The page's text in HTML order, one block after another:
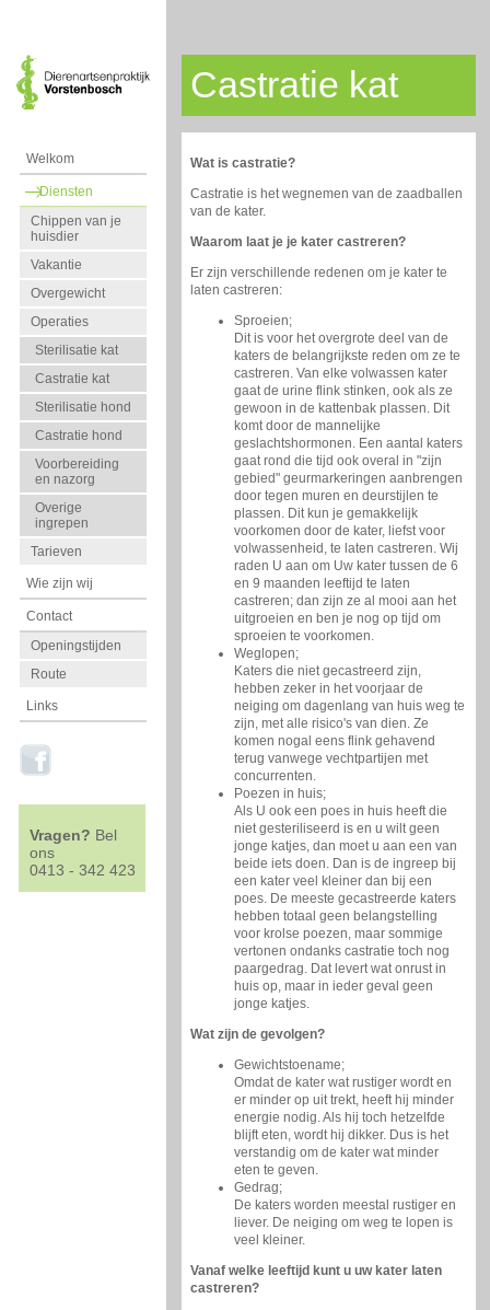
Welkom
Diensten
Chippen van je
huisdier
Vakantie
Overgewicht
Operaties
Sterilisatie kat
Castratie kat
Sterilisatie hond
Castratie hond
Voorbereiding
en nazorg
Overige
ingrepen
Tarieven
Wie zijn wij
Contact
Openingstijden
Route
Links
Vragen? Bel
ons
0413 - 342 423
Castratie kat
Wat is castratie?
Castratie is het wegnemen van de zaadballen
van de kater.
Waarom laat je je kater castreren?
Er zijn verschillende redenen om je kater te
laten castreren:
Sproeien;
Dit is voor het overgrote deel van de
katers de belangrijkste reden om ze te
castreren. Van elke volwassen kater
gaat de urine flink stinken, ook als ze
gewoon in de kattenbak plassen. Dit
komt door de mannelijke
geslachtshormonen. Een aantal katers
gaat rond die tijd ook overal in "zijn
gebied" geurmarkeringen aanbrengen
door tegen muren en deurstijlen te
plassen. Dit kun je gemakkelijk
voorkomen door de kater, liefst voor
volwassenheid, te laten castreren. Wij
raden U aan om Uw kater tussen de 6
en 9 maanden leeftijd te laten
castreren; dan zijn ze al mooi aan het
uitgroeien en ben je nog op tijd om
sproeien te voorkomen.
Weglopen;
Katers die niet gecastreerd zijn,
hebben zeker in het voorjaar de
neiging om dagenlang van huis weg te
zijn, met alle risico's van dien. Ze
komen nogal eens flink gehavend
terug vanwege vechtpartijen met
concurrenten.
Poezen in huis;
Als U ook een poes in huis heeft die
niet gesteriliseerd is en u wilt geen
jonge katjes, dan moet u aan een van
beide iets doen. Dan is de ingreep bij
een kater veel kleiner dan bij een
poes. De meeste gecastreerde katers
hebben totaal geen belangstelling
voor krolse poezen, maar sommige
vertonen ondanks castratie toch nog
paargedrag. Dat levert wat onrust in
huis op, maar in ieder geval geen
jonge katjes.
Wat zijn de gevolgen?
Gewichtstoename;
Omdat de kater wat rustiger wordt en
er minder op uit trekt, heeft hij minder
energie nodig. Als hij toch hetzelfde
blijft eten, wordt hij dikker. Dus is het
verstandig om de kater wat minder
eten te geven.
Gedrag;
De katers worden meestal rustiger en
liever. De neiging om weg te lopen is
veel kleiner.
Vanaf welke leeftijd kunt u uw kater laten
castreren?